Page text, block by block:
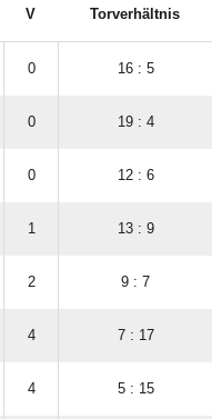
V Torverhältnis
0 16 : 5
0 19 : 4
0 12 : 6
1 13 : 9
2 9 : 7
4 7 : 17
4 5 : 15